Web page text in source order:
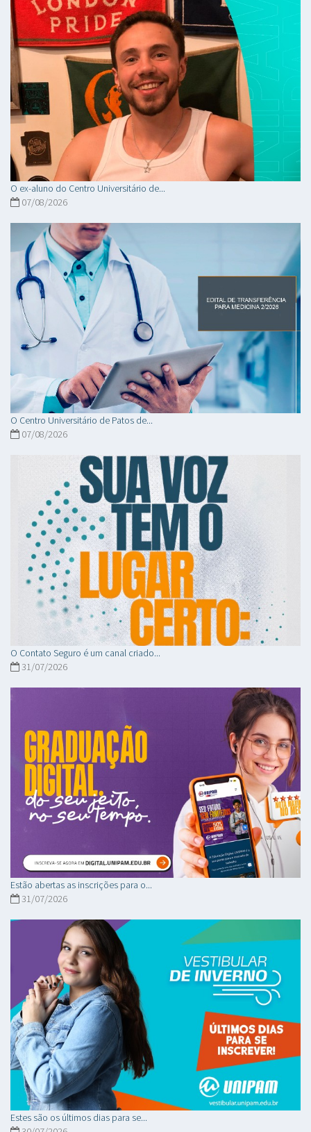
O ex-aluno do Centro Universitário de...
07/08/2026
O Centro Universitário de Patos de...
07/08/2026
O Contato Seguro é um canal criado...
31/07/2026
Estão abertas as inscrições para o...
31/07/2026
Estes são os últimos dias para se...